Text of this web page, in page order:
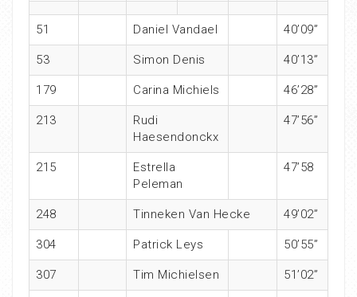
51 Daniel Vandael 40’09”
53 Simon Denis 40’13”
179 Carina Michiels 46’28”
213
Rudi
Haesendonckx
47’56”
215
Estrella
Peleman
47’58
248 Tinneken Van Hecke 49’02”
304 Patrick Leys 50’55”
307 Tim Michielsen 51’02”